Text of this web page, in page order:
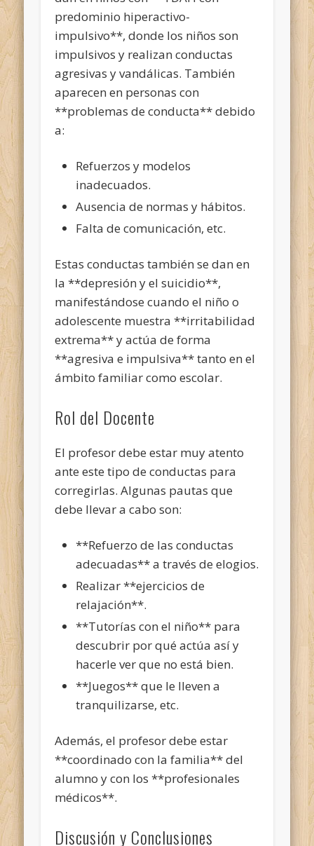
predominio hiperactivo-
impulsivo**, donde los niños son
impulsivos y realizan conductas
agresivas y vandálicas. También
aparecen en personas con
**problemas de conducta** debido
a:
Refuerzos y modelos
inadecuados.
Ausencia de normas y hábitos.
Falta de comunicación, etc.
Estas conductas también se dan en
la **depresión y el suicidio**,
manifestándose cuando el niño o
adolescente muestra **irritabilidad
extrema** y actúa de forma
**agresiva e impulsiva** tanto en el
ámbito familiar como escolar.
Rol del Docente
El profesor debe estar muy atento
ante este tipo de conductas para
corregirlas. Algunas pautas que
debe llevar a cabo son:
**Refuerzo de las conductas
adecuadas** a través de elogios.
Realizar **ejercicios de
relajación**.
**Tutorías con el niño** para
descubrir por qué actúa así y
hacerle ver que no está bien.
**Juegos** que le lleven a
tranquilizarse, etc.
Además, el profesor debe estar
**coordinado con la familia** del
alumno y con los **profesionales
médicos**.
Discusión y Conclusiones